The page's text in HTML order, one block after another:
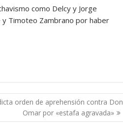
como Delcy y Jorge
Timoteo Zambrano por haber
orden de aprehensión contra Don
Omar por «estafa agravada»